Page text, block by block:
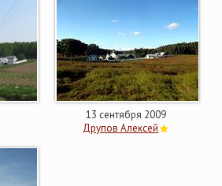
13 сентября 2009
Друпов Алексей